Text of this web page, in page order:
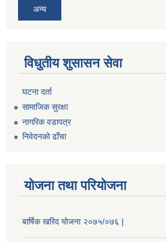
अन्य
विधुतीय शुसासन सेवा
घटना दर्ता
सामाजिक सुरक्षा
नागरिक वडापत्र
निवेदनको ढाँचा
योजना तथा परियोजना
बार्षिक खरिद योजना २०७५/०७६ |